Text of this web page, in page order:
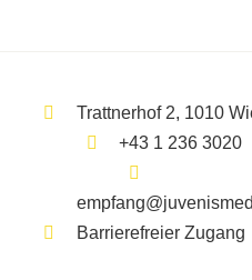
Trattnerhof 2, 1010
+43 1 236 3020
Barrierefreier Zugang